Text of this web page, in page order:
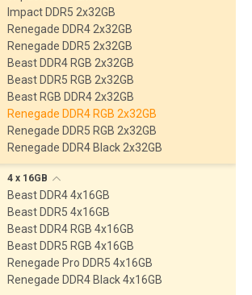
Impact DDR5 2x32GB
Renegade DDR4 2x32GB
Renegade DDR5 2x32GB
Beast DDR4 RGB 2x32GB
Beast DDR5 RGB 2x32GB
Beast RGB DDR4 2x32GB
Renegade DDR4 RGB 2x32GB
Renegade DDR5 RGB 2x32GB
Renegade DDR4 Black 2x32GB
4 x 16GB
Beast DDR4 4x16GB
Beast DDR5 4x16GB
Beast DDR4 RGB 4x16GB
Beast DDR5 RGB 4x16GB
Renegade Pro DDR5 4x16GB
Renegade DDR4 Black 4x16GB